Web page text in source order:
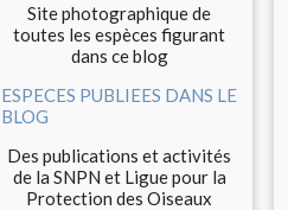
Site photographique de
toutes les espèces figurant
dans ce blog
ESPECES PUBLIEES DANS LE
BLOG
Des publications et activités
de la SNPN et Ligue pour la
Protection des Oiseaux